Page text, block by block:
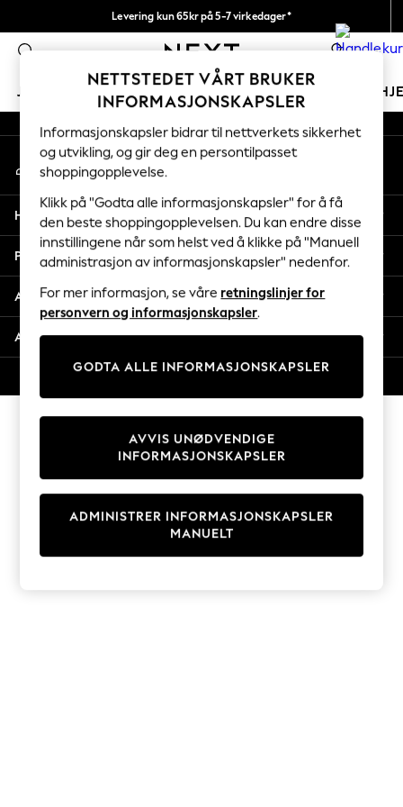
Levering kun 65kr på 5-7 virkedager*
Vi betaler alle tollavgifter 0
JENTER GUTTER BABY KVINNER
GIRLS
New In
50 - 92cm
98 - 110cm
116 - 134cm
140 - 174cm
Trending: Top & Short Sets
Trending: Clogs
Toy Story
THE SET
Coats & Jackets
Sweatshirts & Hoodies
Knitwear
Cardigans
Dresses
Sets & Outfits
T-Shirts
An error occurred on client
Våre sosiale nettverk
Min konto
Logg inn på kontoen din
Hjelp
Personvern & Juridisk
Avdelinger
Andre tjenester
NETTSTEDET VÅRT BRUKER
INFORMASJONSKAPSLER
Informasjonskapsler bidrar til nettverkets sikkerhet
og utvikling, og gir deg en persontilpasset
shoppingopplevelse.
Klikk på "Godta alle informasjonskapsler" for å få
den beste shoppingopplevelsen. Du kan endre disse
innstillingene når som helst ved å klikke på "Manuell
administrasjon av informasjonskapsler" nedenfor.
For mer informasjon, se våre retningslinjer for
personvern og informasjonskapsler.
GODTA ALLE INFORMASJONSKAPSLER
ADMINISTRER INFORMASJONSKAPSLER
MANUELT
AVVIS UNØDVENDIGE
INFORMASJONSKAPSLER